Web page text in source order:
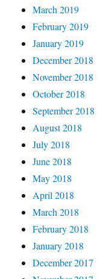
March 2019
February 2019
January 2019
December 2018
November 2018
October 2018
September 2018
August 2018
July 2018
June 2018
May 2018
April 2018
March 2018
February 2018
January 2018
December 2017